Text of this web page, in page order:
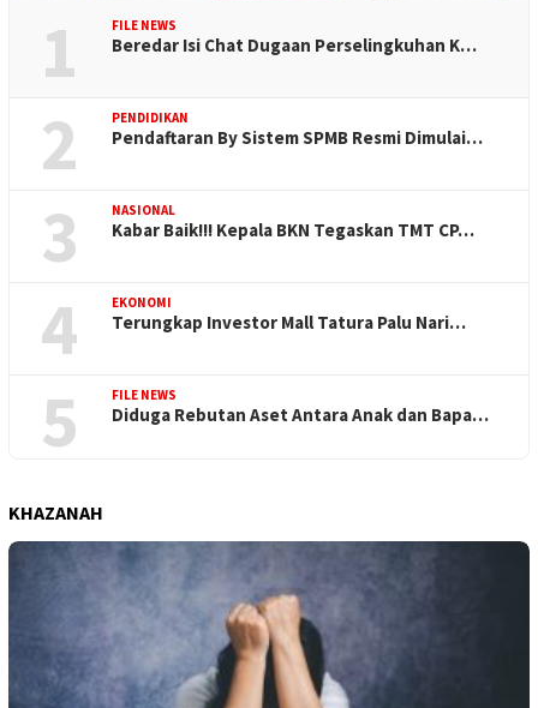
1 FILE NEWS
Beredar Isi Chat Dugaan Perselingkuhan K…
2 PENDIDIKAN
Pendaftaran By Sistem SPMB Resmi Dimulai…
3 NASIONAL
Kabar Baik!!! Kepala BKN Tegaskan TMT CP…
4 EKONOMI
Terungkap Investor Mall Tatura Palu Nari…
5 FILE NEWS
Diduga Rebutan Aset Antara Anak dan Bapa…
KHAZANAH